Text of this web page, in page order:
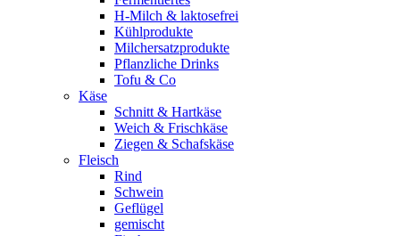
H-Milch & laktosefrei
Kühlprodukte
Milchersatzprodukte
Pflanzliche Drinks
Tofu & Co
Käse
Schnitt & Hartkäse
Weich & Frischkäse
Ziegen & Schafskäse
Fleisch
Rind
Schwein
Geflügel
gemischt